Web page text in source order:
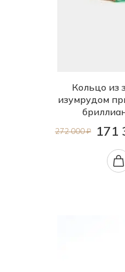
Кольцо из
изумрудом
272 000 ₽ 171